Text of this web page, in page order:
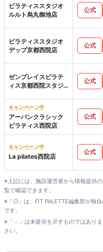
ピラティススタジオ
ルルト烏丸御池店
公式
ピラティススタジオ
デップ京都西院店
公式
ゼンプレイスピラテ
ィス京都西院スタジ
公式
キャンペーン中
アーバンクラシック
ピラティス西院店
公式
キャンペーン中
La pilates西院店
公式
※上記には、施設運営者から情報提供
覧で確認できます。
※「○」は、FIT PALETTE編集部が独
です。
※「－」は未提供を示すものではあり
さい。